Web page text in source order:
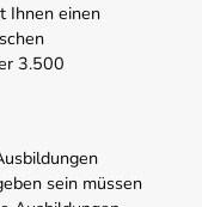
Ihnen einen
3.500
sein müssen